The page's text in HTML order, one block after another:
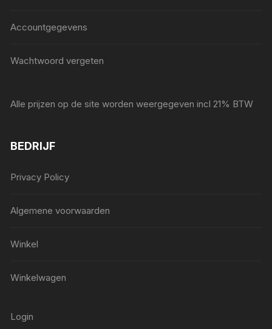
Accountgegevens
Wachtwoord vergeten
Alle prijzen op de site worden weergegeven incl 21% BTW
BEDRIJF
Privacy Policy
Algemene voorwaarden
Winkel
Winkelwagen
Login